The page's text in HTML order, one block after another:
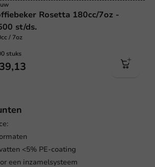
<5% PE-coating
een inzamelsysteem
Rosetta 180cc/7oz -
st/ds.
/ 7oz
stuks